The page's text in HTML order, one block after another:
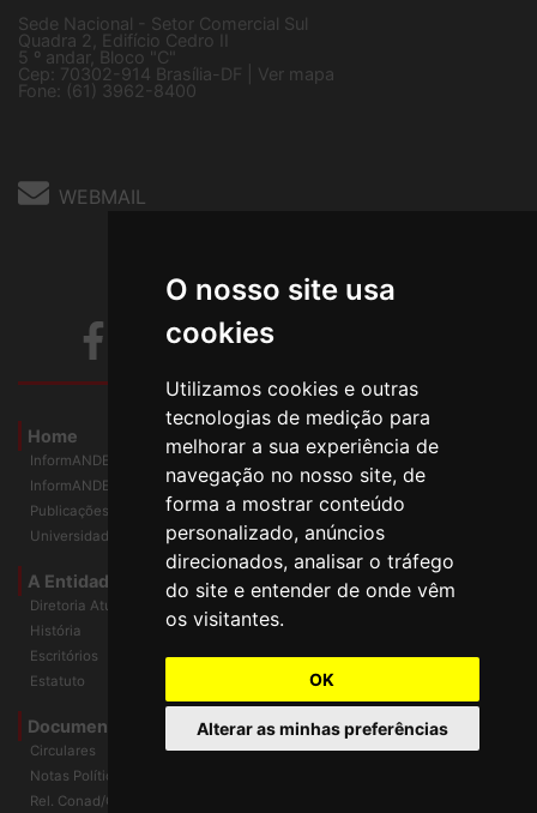
O nosso site usa
cookies
Utilizamos cookies e outras
tecnologias de medição para
melhorar a sua experiência de
navegação no nosso site, de
forma a mostrar conteúdo
personalizado, anúncios
direcionados, analisar o tráfego
do site e entender de onde vêm
os visitantes.
OK
Alterar as minhas preferências
Sede Nacional - Setor Comercial Sul
Quadra 2, Edifício Cedro II
5 º andar, Bloco "C"
Cep: 70302-914 Brasília-DF | Ver mapa
Fone: (61) 3962-8400
WEBMAIL
Home
InformANDES PDF
InformANDES Online
Publicações
Universidade e Sociedade
A Entidade
Diretoria Atual
História
Escritórios
Estatuto
Documentos
Circulares
Notas Políticas
Rel. Conad/Congresso